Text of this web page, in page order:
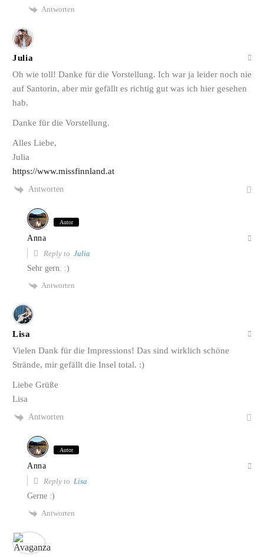
Antworten
Julia
Oh wie toll! Danke für die Vorstellung. Ich war ja leider noch nie
auf Santorin, aber mir gefällt es richtig gut was ich hier gesehen
hab.
Danke für die Vorstellung.
Alles Liebe,
Julia
https://www.missfinnland.at
Antworten
Autor
Anna
Reply to Julia
Sehr gern. :)
Antworten
Lisa
Vielen Dank für die Impressions! Das sind wirklich schöne
Strände, mir gefällt die Insel total. :)
Liebe Grüße
Lisa
Antworten
Autor
Anna
Reply to Lisa
Gerne :)
Antworten